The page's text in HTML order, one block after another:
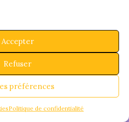
Accepter
Refuser
préférences
Politique de confidentialité